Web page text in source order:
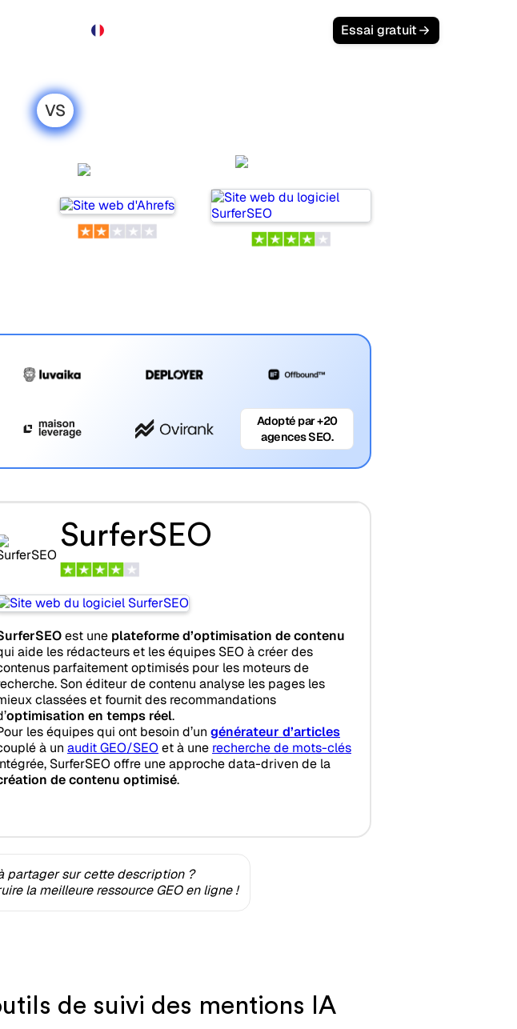
Essai gratuit
VS
Adopté par +20
agences SEO.
SurferSEO
est une plateforme d’optimisation de contenu
aide les rédacteurs et les équipes SEO à créer des
parfaitement optimisés pour les moteurs de
Son éditeur de contenu analyse les pages les
classées et fournit des recommandations
optimisation en temps réel.
les équipes qui ont besoin d’un générateur d’articles
à un audit GEO/SEO et à une recherche de mots-clés
SurferSEO offre une approche data-driven de la
de contenu optimisé.
partager sur cette description ?
la meilleure ressource GEO en ligne !
de suivi des mentions IA